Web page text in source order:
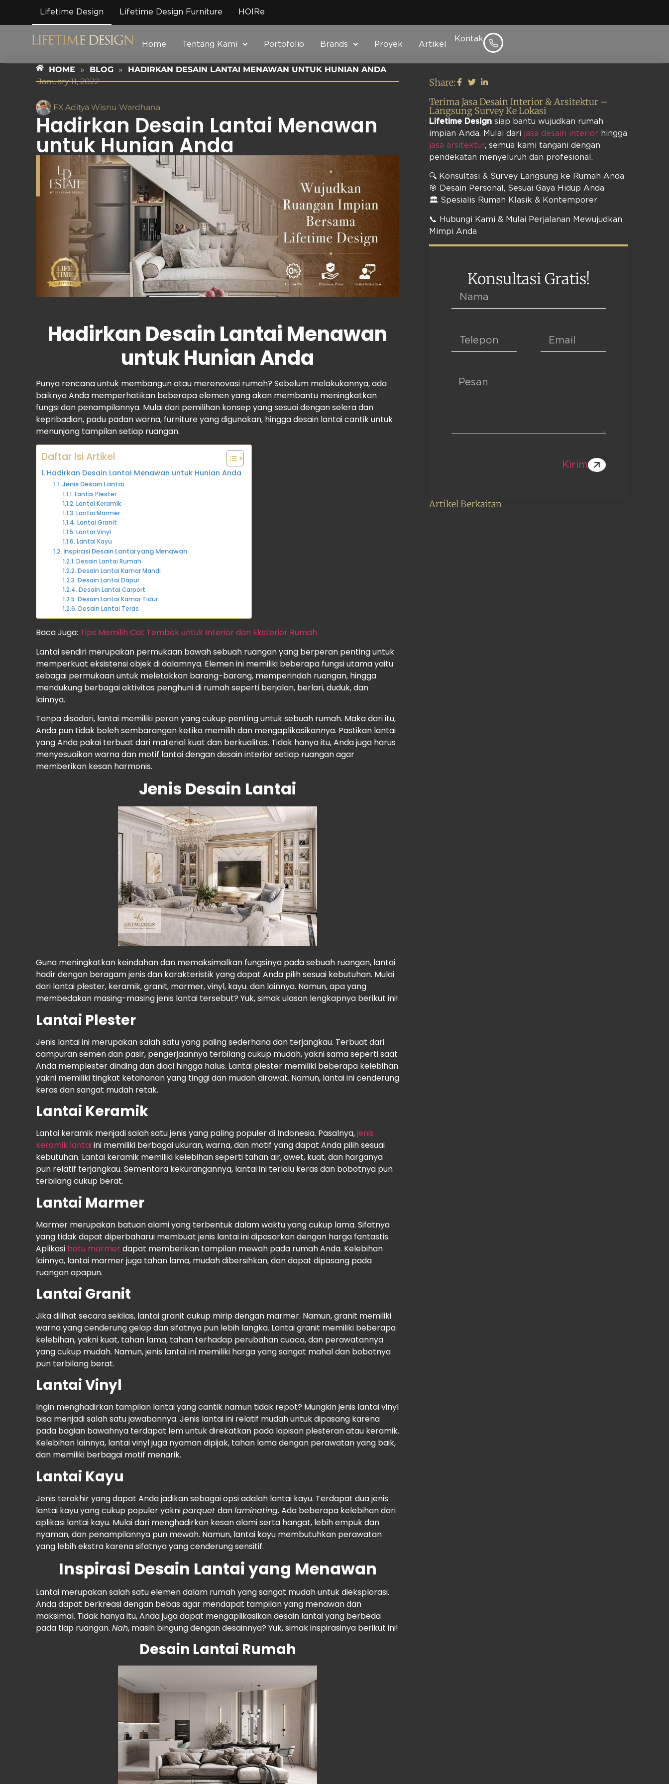
Lifetime Design Lifetime Design Furniture HOIRe
Home Tentang Kami Portofolio Brands Proyek Artikel
Kontak
HOME » BLOG »
HADIRKAN DESAIN LANTAI MENAWAN UNTUK HUNIAN ANDA
January 11, 2022
FX Aditya Wisnu Wardhana
Hadirkan Desain Lantai Menawan
untuk Hunian Anda
Hadirkan Desain Lantai Menawan
untuk Hunian Anda
Punya rencana untuk membangun atau merenovasi rumah? Sebelum melakukannya, ada
baiknya Anda memperhatikan beberapa elemen yang akan membantu meningkatkan
fungsi dan penampilannya. Mulai dari pemilihan konsep yang sesuai dengan selera dan
kepribadian, padu padan warna, furniture yang digunakan, hingga desain lantai cantik untuk
menunjang tampilan setiap ruangan.
Daftar Isi Artikel
Hadirkan Desain Lantai Menawan untuk Hunian Anda
Jenis Desain Lantai
Lantai Plester
Lantai Keramik
Lantai Marmer
Lantai Granit
Lantai Vinyl
Lantai Kayu
Inspirasi Desain Lantai yang Menawan
Desain Lantai Rumah
Desain Lantai Kamar Mandi
Desain Lantai Dapur
Desain Lantai Carport
Desain Lantai Kamar Tidur
Desain Lantai Teras
Baca Juga: Tips Memilih Cat Tembok untuk Interior dan Eksterior Rumah
Lantai sendiri merupakan permukaan bawah sebuah ruangan yang berperan penting untuk
memperkuat eksistensi objek di dalamnya. Elemen ini memiliki beberapa fungsi utama yaitu
sebagai permukaan untuk meletakkan barang-barang, memperindah ruangan, hingga
mendukung berbagai aktivitas penghuni di rumah seperti berjalan, berlari, duduk, dan
lainnya.
Tanpa disadari, lantai memiliki peran yang cukup penting untuk sebuah rumah. Maka dari itu,
Anda pun tidak boleh sembarangan ketika memilih dan mengaplikasikannya. Pastikan lantai
yang Anda pakai terbuat dari material kuat dan berkualitas. Tidak hanya itu, Anda juga harus
menyesuaikan warna dan motif lantai dengan desain interior setiap ruangan agar
memberikan kesan harmonis.
Jenis Desain Lantai
Guna meningkatkan keindahan dan memaksimalkan fungsinya pada sebuah ruangan, lantai
hadir dengan beragam jenis dan karakteristik yang dapat Anda pilih sesuai kebutuhan. Mulai
dari lantai plester, keramik, granit, marmer, vinyl, kayu. dan lainnya. Namun, apa yang
membedakan masing-masing jenis lantai tersebut? Yuk, simak ulasan lengkapnya berikut ini!
Lantai Plester
Jenis lantai ini merupakan salah satu yang paling sederhana dan terjangkau. Terbuat dari
campuran semen dan pasir, pengerjaannya terbilang cukup mudah, yakni sama seperti saat
Anda memplester dinding dan diaci hingga halus. Lantai plester memiliki beberapa kelebihan
yakni memiliki tingkat ketahanan yang tinggi dan mudah dirawat. Namun, lantai ini cenderung
keras dan sangat mudah retak.
Lantai Keramik
Lantai keramik menjadi salah satu jenis yang paling populer di Indonesia. Pasalnya,jenis
keramik lantaiini memiliki berbagai ukuran, warna, dan motif yang dapat Anda pilih sesuai
kebutuhan. Lantai keramik memiliki kelebihan seperti tahan air, awet, kuat, dan harganya
pun relatif terjangkau. Sementara kekurangannya, lantai ini terlalu keras dan bobotnya pun
terbilang cukup berat.
Lantai Marmer
Marmer merupakan batuan alami yang terbentuk dalam waktu yang cukup lama. Sifatnya
yang tidak dapat diperbaharui membuat jenis lantai ini dipasarkan dengan harga fantastis.
Aplikasi batu marmerdapat memberikan tampilan mewah pada rumah Anda. Kelebihan
lainnya, lantai marmer juga tahan lama, mudah dibersihkan, dan dapat dipasang pada
ruangan apapun.
Lantai Granit
Jika dilihat secara sekilas, lantai granit cukup mirip dengan marmer. Namun, granit memiliki
warna yang cenderung gelap dan sifatnya pun lebih langka. Lantai granit memiliki beberapa
kelebihan, yakni kuat, tahan lama, tahan terhadap perubahan cuaca, dan perawatannya
yang cukup mudah. Namun, jenis lantai ini memiliki harga yang sangat mahal dan bobotnya
pun terbilang berat.
Lantai Vinyl
Ingin menghadirkan tampilan lantai yang cantik namun tidak repot? Mungkin jenis lantai vinyl
bisa menjadi salah satu jawabannya. Jenis lantai ini relatif mudah untuk dipasang karena
pada bagian bawahnya terdapat lem untuk direkatkan pada lapisan plesteran atau keramik.
Kelebihan lainnya, lantai vinyl juga nyaman dipijak, tahan lama dengan perawatan yang baik,
dan memiliki berbagai motif menarik.
Lantai Kayu
Jenis terakhir yang dapat Anda jadikan sebagai opsi adalah lantai kayu. Terdapat dua jenis
lantai kayu yang cukup populer yakniparquet danlaminating. Ada beberapa kelebihan dari
aplikasi lantai kayu. Mulai dari menghadirkan kesan alami serta hangat, lebih empuk dan
nyaman, dan penampilannya pun mewah. Namun, lantai kayu membutuhkan perawatan
yang lebih ekstra karena sifatnya yang cenderung sensitif.
Inspirasi Desain Lantai yang Menawan
Lantai merupakan salah satu elemen dalam rumah yang sangat mudah untuk dieksplorasi.
Anda dapat berkreasi dengan bebas agar mendapat tampilan yang menawan dan
maksimal. Tidak hanya itu, Anda juga dapat mengaplikasikan desain lantai yang berbeda
pada tiap ruangan. Nah, masih bingung dengan desainnya? Yuk, simak inspirasinya berikut ini!
Desain Lantai Rumah
Share:
Terima Jasa Desain Interior & Arsitektur –
Langsung Survey Ke Lokasi
Lifetime Design siap bantu wujudkan rumah
impian Anda. Mulai dari jasa desain interior hingga
jasa arsitektur, semua kami tangani dengan
pendekatan menyeluruh dan profesional.
🔍 Konsultasi & Survey Langsung ke Rumah Anda
🎯 Desain Personal, Sesuai Gaya Hidup Anda
🏛️ Spesialis Rumah Klasik & Kontemporer
📞 Hubungi Kami & Mulai Perjalanan Mewujudkan
Mimpi Anda
Konsultasi Gratis!
Kirim
Artikel Berkaitan